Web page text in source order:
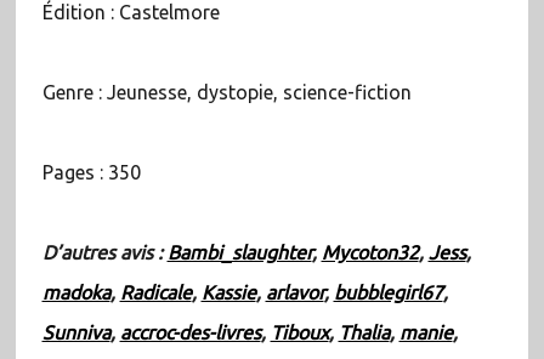
Édition : Castelmore
Genre : Jeunesse, dystopie, science-fiction
Pages : 350
D’autres avis :Bambi_slaughter, Mycoton32, Jess,
madoka, Radicale, Kassie, arlavor, bubblegirl67,
Sunniva, accroc-des-livres, Tiboux, Thalia, manie,